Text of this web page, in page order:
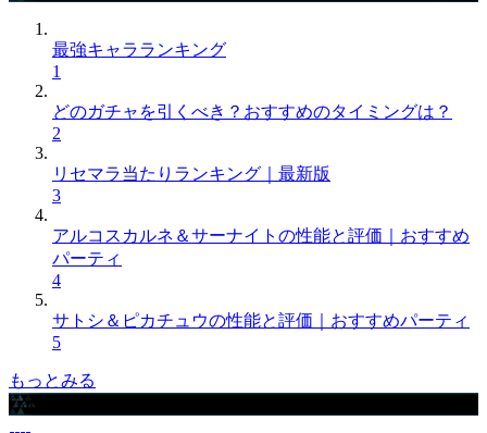
最強キャラランキング
1
どのガチャを引くべき？おすすめのタイミングは？
2
リセマラ当たりランキング｜最新版
3
アルコスカルネ＆サーナイトの性能と評価｜おすすめ
パーティ
4
サトシ＆ピカチュウの性能と評価｜おすすめパーティ
5
もっとみる
GameWithからのお知らせ